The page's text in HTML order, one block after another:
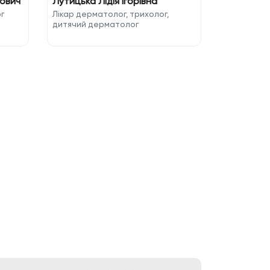
Лікар дерматолог, трихолог,
дитячий дерматолог